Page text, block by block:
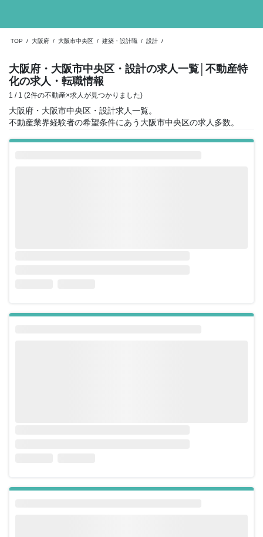
TOP / 大阪府 / 大阪市中央区 / 建築・設計職 / 設計 /
大阪府・大阪市中央区・設計の求人一覧 │不動産特
化の求人・転職情報
1 / 1 (2件の不動産×求人が見つかりました)
大阪府・大阪市中央区・設計求人一覧。
不動産業界経験者の希望条件にあう大阪市中央区の求人多数。